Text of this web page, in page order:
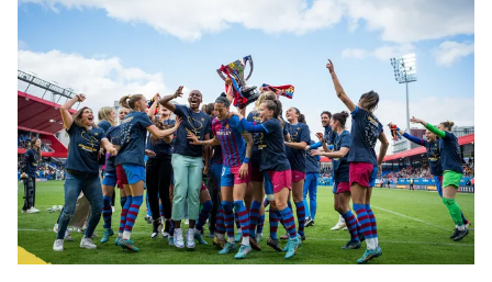
Estadi Johan Cruyff
Barça Cafe
Ciutat Esportiva
La Masia
plusicon
más
Servicios
Servicios Médicos
plusicon
más
Acreditaciones
SUB10 B
SUB9 A
SUB9 B
SUB8 A
SUB8 B
Jugadores
Fotos
Historia
Palmarés
Infantil A
Infantil B
Mini
Entradas
Resultados
Clasificaciones
Jugadores
Fotos
Calendario
Resultados
Clasificaciones
Jugadores
Fotos
Juvenil
Cadete A
Cadete B
Infantil A
PLUSICON
MÁS
Primer equipo
plusicon
más
Actualidad
Calendario
Entradas
Barça Atlètic
plusicon
más
Actualidad
Base
plusicon
más